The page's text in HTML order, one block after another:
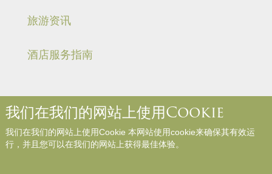
旅游资讯
酒店服务指南
网站地图 参与评论
我们在我们的网站上使用Cookie
我们在我们的网站上使用Cookie 本网站使用cookie来确保其有效运
行，并且您可以在我们的网站上获得最佳体验。